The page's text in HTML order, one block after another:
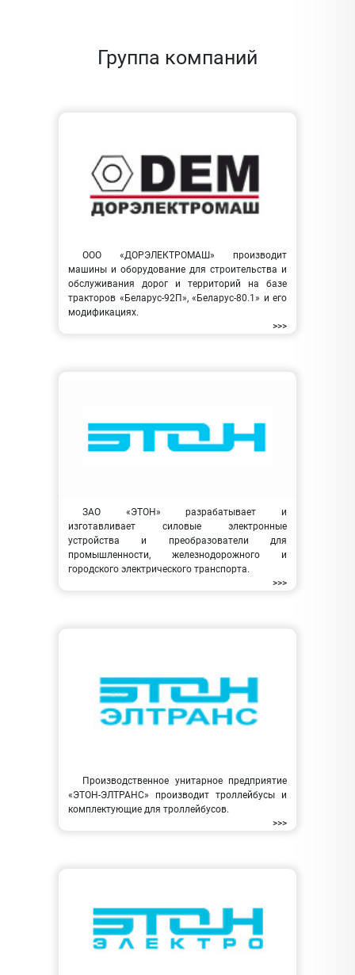
Группа компаний
ООО «ДОРЭЛЕКТРОМАШ» производит
машины и оборудование для строительства и
обслуживания дорог и территорий на базе
тракторов «Беларус-92П», «Беларус-80.1» и его
модификациях.
>>>
ЗАО «ЭТОН» разрабатывает и
изготавливает силовые электронные
устройства и преобразователи для
промышленности, железнодорожного и
городского электрического транспорта.
>>>
Производственное унитарное предприятие
«ЭТОН-ЭЛТРАНС» производит троллейбусы и
комплектующие для троллейбусов.
>>>